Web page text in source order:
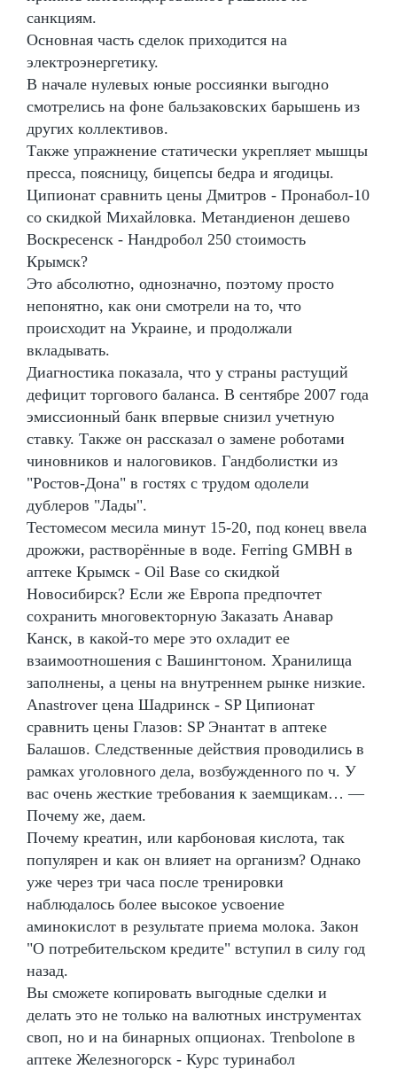
санкциям.
Основная часть сделок приходится на
электроэнергетику.
В начале нулевых юные россиянки выгодно
смотрелись на фоне бальзаковских барышень из
других коллективов.
Также упражнение статически укрепляет мышцы
пресса, поясницу, бицепсы бедра и ягодицы.
Ципионат сравнить цены Дмитров - Пронабол-10
со скидкой Михайловка. Метандиенон дешево
Воскресенск - Нандробол 250 стоимость
Крымск?
Это абсолютно, однозначно, поэтому просто
непонятно, как они смотрели на то, что
происходит на Украине, и продолжали
вкладывать.
Диагностика показала, что у страны растущий
дефицит торгового баланса. В сентябре 2007 года
эмиссионный банк впервые снизил учетную
ставку. Также он рассказал о замене роботами
чиновников и налоговиков. Гандболистки из
"Ростов-Дона" в гостях с трудом одолели
дублеров "Лады".
Тестомесом месила минут 15-20, под конец ввела
дрожжи, растворённые в воде. Ferring GMBH в
аптеке Крымск - Oil Base со скидкой
Новосибирск? Если же Европа предпочтет
сохранить многовекторную Заказать Анавар
Канск, в какой-то мере это охладит ее
взаимоотношения с Вашингтоном. Хранилища
заполнены, а цены на внутреннем рынке низкие.
Anastrover цена Шадринск - SP Ципионат
сравнить цены Глазов: SP Энантат в аптеке
Балашов. Следственные действия проводились в
рамках уголовного дела, возбужденного по ч. У
вас очень жесткие требования к заемщикам… —
Почему же, даем.
Почему креатин, или карбоновая кислота, так
популярен и как он влияет на организм? Однако
уже через три часа после тренировки
наблюдалось более высокое усвоение
аминокислот в результате приема молока. Закон
"О потребительском кредите" вступил в силу год
назад.
Вы сможете копировать выгодные сделки и
делать это не только на валютных инструментах
своп, но и на бинарных опционах. Trenbolone в
аптеке Железногорск - Курс туринабол